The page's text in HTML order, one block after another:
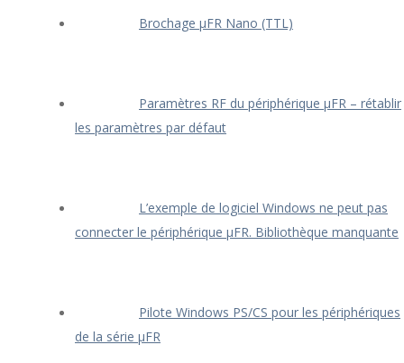
Brochage μFR Nano (TTL)
Paramètres RF du périphérique μFR – rétablir
les paramètres par défaut
L’exemple de logiciel Windows ne peut pas
connecter le périphérique μFR. Bibliothèque manquante
Pilote Windows PS/CS pour les périphériques
de la série μFR